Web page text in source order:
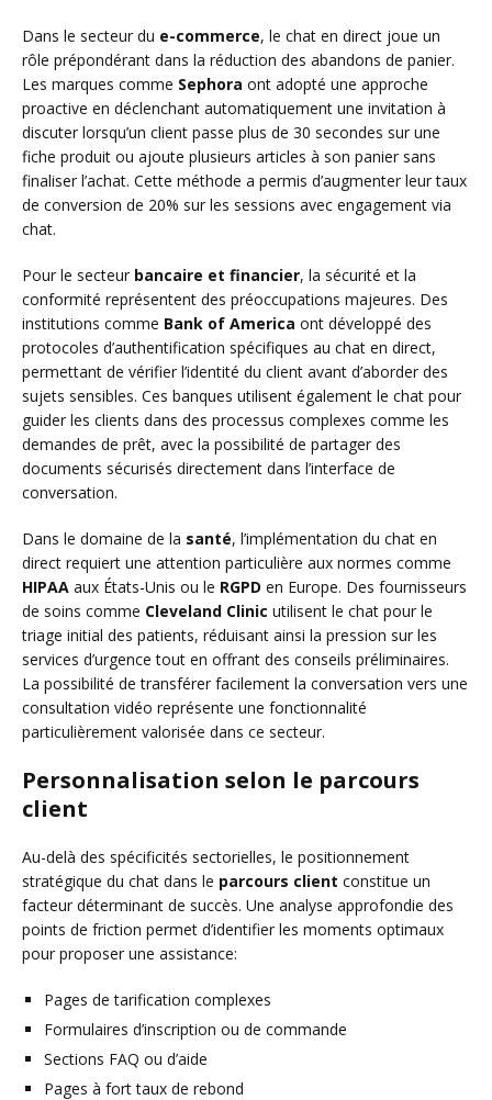
Dans le secteur du e-commerce, le chat en direct joue un
rôle prépondérant dans la réduction des abandons de panier.
Les marques comme Sephora ont adopté une approche
proactive en déclenchant automatiquement une invitation à
discuter lorsqu’un client passe plus de 30 secondes sur une
fiche produit ou ajoute plusieurs articles à son panier sans
finaliser l’achat. Cette méthode a permis d’augmenter leur taux
de conversion de 20% sur les sessions avec engagement via
chat.
Pour le secteur bancaire et financier, la sécurité et la
conformité représentent des préoccupations majeures. Des
institutions comme Bank of America ont développé des
protocoles d’authentification spécifiques au chat en direct,
permettant de vérifier l’identité du client avant d’aborder des
sujets sensibles. Ces banques utilisent également le chat pour
guider les clients dans des processus complexes comme les
demandes de prêt, avec la possibilité de partager des
documents sécurisés directement dans l’interface de
conversation.
Dans le domaine de la santé, l’implémentation du chat en
direct requiert une attention particulière aux normes comme
HIPAA aux États-Unis ou le RGPD en Europe. Des fournisseurs
de soins comme Cleveland Clinic utilisent le chat pour le
triage initial des patients, réduisant ainsi la pression sur les
services d’urgence tout en offrant des conseils préliminaires.
La possibilité de transférer facilement la conversation vers une
consultation vidéo représente une fonctionnalité
particulièrement valorisée dans ce secteur.
Personnalisation selon le parcours
client
Au-delà des spécificités sectorielles, le positionnement
stratégique du chat dans le parcours client constitue un
facteur déterminant de succès. Une analyse approfondie des
points de friction permet d’identifier les moments optimaux
pour proposer une assistance:
Pages de tarification complexes
Formulaires d’inscription ou de commande
Sections FAQ ou d’aide
Pages à fort taux de rebond